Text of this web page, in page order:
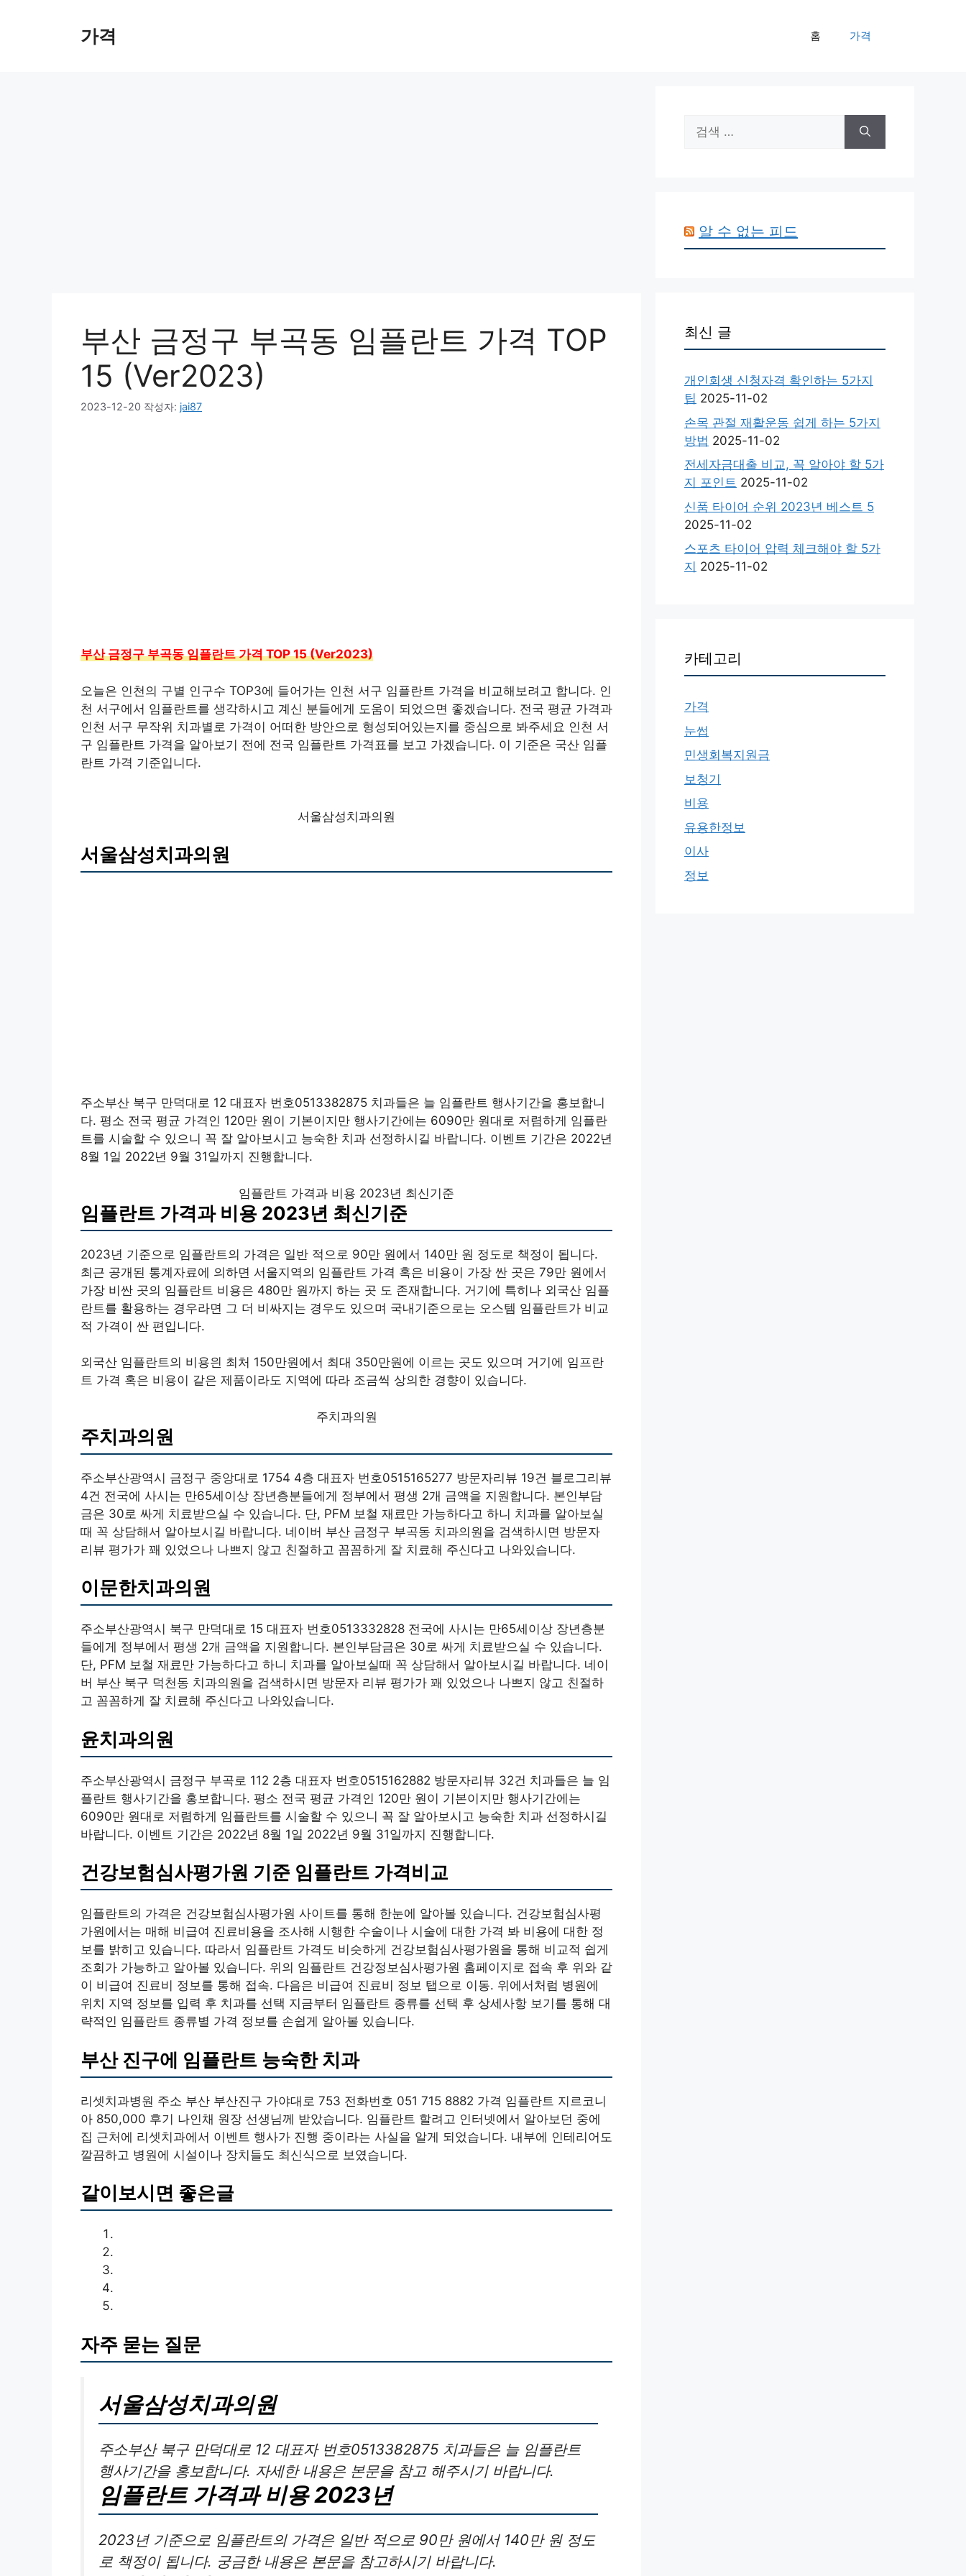
가격 홈 가격
부산 금정구 부곡동 임플란트 가격 TOP
15 (Ver2023)
2023-12-20 작성자: jai87
부산 금정구 부곡동 임플란트 가격 TOP 15 (Ver2023)
오늘은 인천의 구별 인구수 TOP3에 들어가는 인천 서구 임플란트 가격을 비교해보려고 합니다. 인
천 서구에서 임플란트를 생각하시고 계신 분들에게 도움이 되었으면 좋겠습니다. 전국 평균 가격과
인천 서구 무작위 치과별로 가격이 어떠한 방안으로 형성되어있는지를 중심으로 봐주세요 인천 서
구 임플란트 가격을 알아보기 전에 전국 임플란트 가격표를 보고 가겠습니다. 이 기준은 국산 임플
란트 가격 기준입니다.
서울삼성치과의원
서울삼성치과의원
주소부산 북구 만덕대로 12 대표자 번호0513382875 치과들은 늘 임플란트 행사기간을 홍보합니
다. 평소 전국 평균 가격인 120만 원이 기본이지만 행사기간에는 6090만 원대로 저렴하게 임플란
트를 시술할 수 있으니 꼭 잘 알아보시고 능숙한 치과 선정하시길 바랍니다. 이벤트 기간은 2022년
8월 1일 2022년 9월 31일까지 진행합니다.
임플란트 가격과 비용 2023년 최신기준
임플란트 가격과 비용 2023년 최신기준
2023년 기준으로 임플란트의 가격은 일반 적으로 90만 원에서 140만 원 정도로 책정이 됩니다.
최근 공개된 통계자료에 의하면 서울지역의 임플란트 가격 혹은 비용이 가장 싼 곳은 79만 원에서
가장 비싼 곳의 임플란트 비용은 480만 원까지 하는 곳 도 존재합니다. 거기에 특히나 외국산 임플
란트를 활용하는 경우라면 그 더 비싸지는 경우도 있으며 국내기준으로는 오스템 임플란트가 비교
적 가격이 싼 편입니다.
외국산 임플란트의 비용읜 최처 150만원에서 최대 350만원에 이르는 곳도 있으며 거기에 임프란
트 가격 혹은 비용이 같은 제품이라도 지역에 따라 조금씩 상의한 경향이 있습니다.
주치과의원
주치과의원
주소부산광역시 금정구 중앙대로 1754 4층 대표자 번호0515165277 방문자리뷰 19건 블로그리뷰
4건 전국에 사시는 만65세이상 장년층분들에게 정부에서 평생 2개 금액을 지원합니다. 본인부담
금은 30로 싸게 치료받으실 수 있습니다. 단, PFM 보철 재료만 가능하다고 하니 치과를 알아보실
때 꼭 상담해서 알아보시길 바랍니다. 네이버 부산 금정구 부곡동 치과의원을 검색하시면 방문자
리뷰 평가가 꽤 있었으나 나쁘지 않고 친절하고 꼼꼼하게 잘 치료해 주신다고 나와있습니다.
이문한치과의원
주소부산광역시 북구 만덕대로 15 대표자 번호0513332828 전국에 사시는 만65세이상 장년층분
들에게 정부에서 평생 2개 금액을 지원합니다. 본인부담금은 30로 싸게 치료받으실 수 있습니다.
단, PFM 보철 재료만 가능하다고 하니 치과를 알아보실때 꼭 상담해서 알아보시길 바랍니다. 네이
버 부산 북구 덕천동 치과의원을 검색하시면 방문자 리뷰 평가가 꽤 있었으나 나쁘지 않고 친절하
고 꼼꼼하게 잘 치료해 주신다고 나와있습니다.
윤치과의원
주소부산광역시 금정구 부곡로 112 2층 대표자 번호0515162882 방문자리뷰 32건 치과들은 늘 임
플란트 행사기간을 홍보합니다. 평소 전국 평균 가격인 120만 원이 기본이지만 행사기간에는
6090만 원대로 저렴하게 임플란트를 시술할 수 있으니 꼭 잘 알아보시고 능숙한 치과 선정하시길
바랍니다. 이벤트 기간은 2022년 8월 1일 2022년 9월 31일까지 진행합니다.
건강보험심사평가원 기준 임플란트 가격비교
임플란트의 가격은 건강보험심사평가원 사이트를 통해 한눈에 알아볼 있습니다. 건강보험심사평
가원에서는 매해 비급여 진료비용을 조사해 시행한 수술이나 시술에 대한 가격 봐 비용에 대한 정
보를 밝히고 있습니다. 따라서 임플란트 가격도 비슷하게 건강보험심사평가원을 통해 비교적 쉽게
조회가 가능하고 알아볼 있습니다. 위의 임플란트 건강정보심사평가원 홈페이지로 접속 후 위와 같
이 비급여 진료비 정보를 통해 접속. 다음은 비급여 진료비 정보 탭으로 이동. 위에서처럼 병원에
위치 지역 정보를 입력 후 치과를 선택 지금부터 임플란트 종류를 선택 후 상세사항 보기를 통해 대
략적인 임플란트 종류별 가격 정보를 손쉽게 알아볼 있습니다.
부산 진구에 임플란트 능숙한 치과
리셋치과병원 주소 부산 부산진구 가야대로 753 전화번호 051 715 8882 가격 임플란트 지르코니
아 850,000 후기 나인채 원장 선생님께 받았습니다. 임플란트 할려고 인터넷에서 알아보던 중에
집 근처에 리셋치과에서 이벤트 행사가 진행 중이라는 사실을 알게 되었습니다. 내부에 인테리어도
깔끔하고 병원에 시설이나 장치들도 최신식으로 보였습니다.
같이보시면 좋은글
자주 묻는 질문
서울삼성치과의원
주소부산 북구 만덕대로 12 대표자 번호0513382875 치과들은 늘 임플란트
행사기간을 홍보합니다. 자세한 내용은 본문을 참고 해주시기 바랍니다.
임플란트 가격과 비용 2023년
2023년 기준으로 임플란트의 가격은 일반 적으로 90만 원에서 140만 원 정도
로 책정이 됩니다. 궁금한 내용은 본문을 참고하시기 바랍니다.
색:
알 수 없는 피드
최신 글
개인회생 신청자격 확인하는 5가지
팁 2025-11-02
손목 관절 재활운동 쉽게 하는 5가지
방법 2025-11-02
전세자금대출 비교, 꼭 알아야 할 5가
지 포인트 2025-11-02
신품 타이어 순위 2023년 베스트 5
2025-11-02
스포츠 타이어 압력 체크해야 할 5가
지 2025-11-02
카테고리
가격
눈썹
민생회복지원금
보청기
비용
유용한정보
이사
정보